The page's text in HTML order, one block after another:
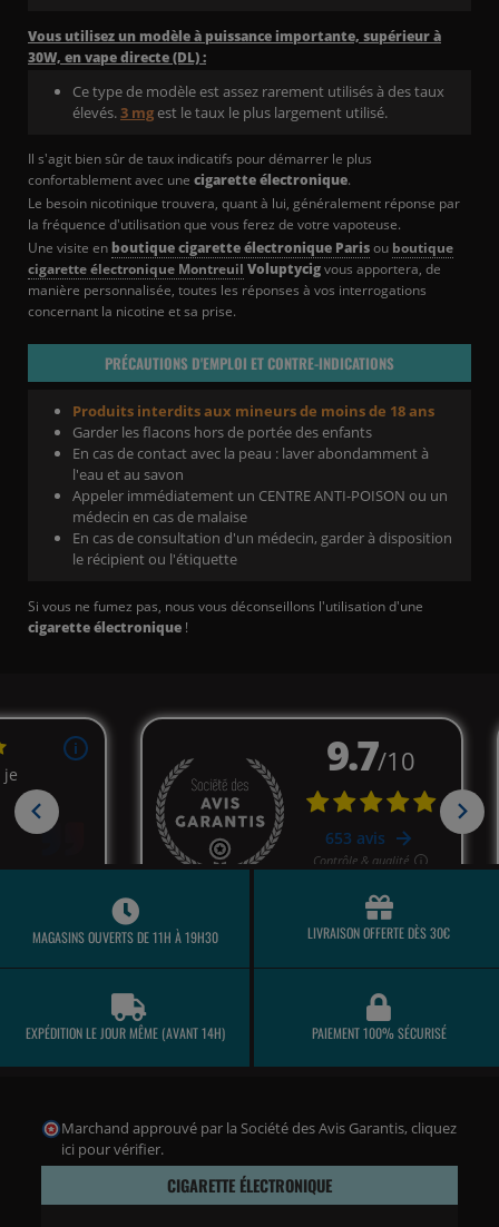
Vous utilisez un modèle à puissance importante, supérieur à
30W, en vape directe (DL) :
Ce type de modèle est assez rarement utilisés à des taux
élevés. 3 mg est le taux le plus largement utilisé.
Il s'agit bien sûr de taux indicatifs pour démarrer le plus
confortablement avec une cigarette électronique.
Le besoin nicotinique trouvera, quant à lui, généralement réponse par
la fréquence d'utilisation que vous ferez de votre vapoteuse.
Une visite en boutique cigarette électronique Parisou boutique
cigarette électronique Montreuil Voluptycigvous apportera, de
manière personnalisée, toutes les réponses à vos interrogations
concernant la nicotine et sa prise.
PRÉCAUTIONS D'EMPLOI ET CONTRE-INDICATIONS
Produits interdits aux mineurs de moins de 18 ans
Garder les flacons hors de portée des enfants
En cas de contact avec la peau : laver abondamment à
l'eau et au savon
Appeler immédiatement un CENTRE ANTI-POISON ou un
médecin en cas de malaise
En cas de consultation d'un médecin, garder à disposition
le récipient ou l'étiquette
Si vous ne fumez pas, nous vous déconseillons l'utilisation d'une
cigarette électronique !
MAGASINS OUVERTS DE 11H À 19H30 LIVRAISON OFFERTE DÈS 30€
EXPÉDITION LE JOUR MÊME (AVANT 14H) PAIEMENT 100% SÉCURISÉ
Marchand approuvé par la Société des Avis Garantis, cliquez
ici pour vérifier.
CIGARETTE ÉLECTRONIQUE